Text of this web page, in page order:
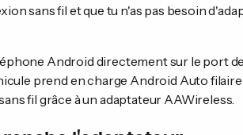
sans fil et que tu n'as pas besoin
Android directement sur le port
prend en charge Android Auto
fil grâce à un adaptateur AAWireless.